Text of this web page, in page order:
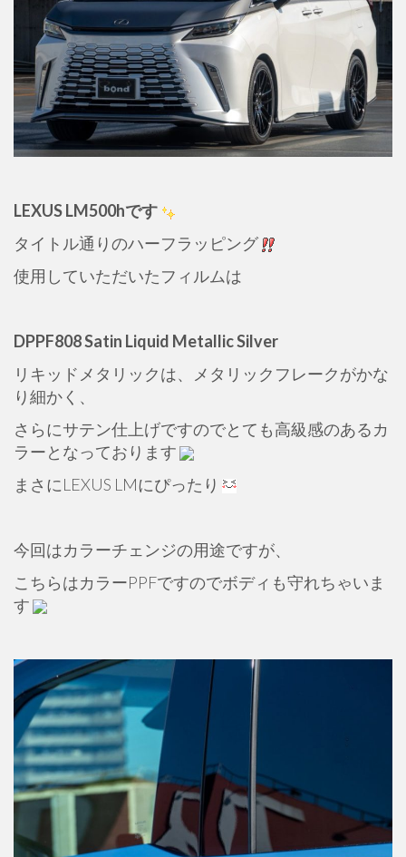
LEXUS LM500hです
タイトル通りのハーフラッピング
使用していただいたフィルムは
DPPF808 Satin Liquid Metallic Silver
リキッドメタリックは、メタリックフレークがかな
り細かく、
さらにサテン仕上げですのでとても高級感のあるカ
ラーとなっております
まさにLEXUS LMにぴったり
今回はカラーチェンジの用途ですが、
こちらはカラーPPFですのでボディも守れちゃいま
す